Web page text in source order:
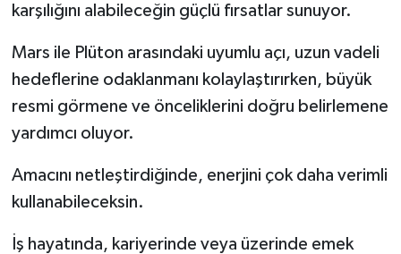
karşılığını alabileceğin güçlü fırsatlar sunuyor.
Mars ile Plüton arasındaki uyumlu açı, uzun vadeli
hedeflerine odaklanmanı kolaylaştırırken, büyük
resmi görmene ve önceliklerini doğru belirlemene
yardımcı oluyor.
Amacını netleştirdiğinde, enerjini çok daha verimli
kullanabileceksin.
İş hayatında, kariyerinde veya üzerinde emek